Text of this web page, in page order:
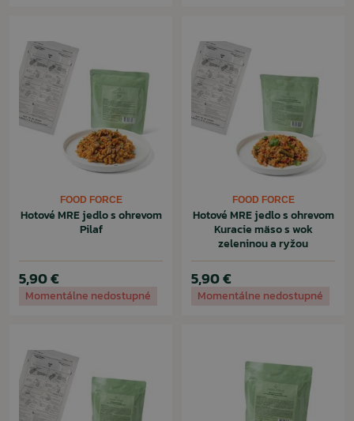
FOOD FORCE
Hotové MRE jedlo s ohrevom
Pilaf
5,90 €
Momentálne nedostupné
FOOD FORCE
Hotové MRE jedlo s ohrevom
Kuracie mäso s wok
zeleninou a ryžou
5,90 €
Momentálne nedostupné